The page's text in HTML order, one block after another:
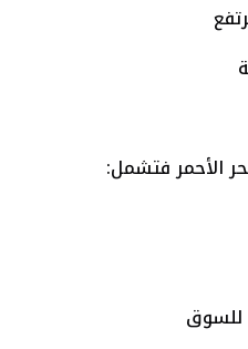
الأحمر فتشمل:
للسوق